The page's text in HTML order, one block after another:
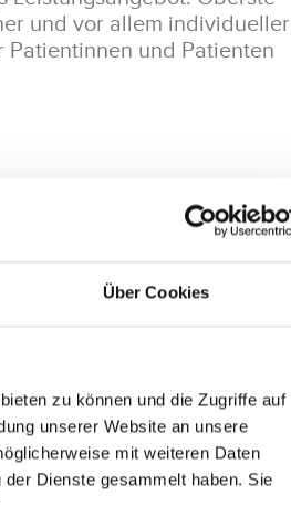
Über Cookies
zu können und die Zugriffe auf
unserer Website an unsere
mit weiteren Daten
Dienste gesammelt haben. Sie
und vor allem individueller
Patientinnen und Patienten
, bietet ein eng verzahntes
gesamte Spektrum
Erkrankungen des
oder auch diverse
konservative
imMVZ im Heliossichern
zu. Damit Ihr
dabei Ihre individuellen